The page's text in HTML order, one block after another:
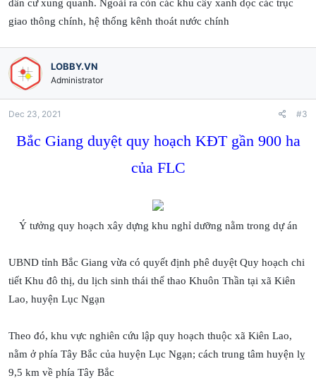
dân cư xung quanh. Ngoài ra còn các khu cây xanh dọc các trục
giao thông chính, hệ thống kênh thoát nước chính
LOBBY.VN
Administrator
Dec 23, 2021 #3
Bắc Giang duyệt quy hoạch KĐT gần 900 ha
của FLC
Ý tưởng quy hoạch xây dựng khu nghỉ dưỡng nằm trong dự án
UBND tỉnh Bắc Giang vừa có quyết định phê duyệt Quy hoạch chi
tiết Khu đô thị, du lịch sinh thái thể thao Khuôn Thần tại xã Kiên
Lao, huyện Lục Ngạn
Theo đó, khu vực nghiên cứu lập quy hoạch thuộc xã Kiên Lao,
nằm ở phía Tây Bắc của huyện Lục Ngạn; cách trung tâm huyện lỵ
9,5 km về phía Tây Bắc